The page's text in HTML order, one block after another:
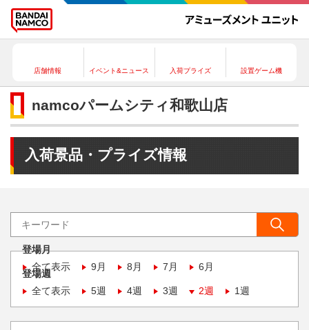
店舗情報 イベント&ニュース 入荷プライズ 設置ゲーム機
namcoパームシティ和歌山店
入荷景品・プライズ情報
登場月
全て表示
9月 8月 7月 6月
登場週
全て表示
5週 4週 3週 2週 1週